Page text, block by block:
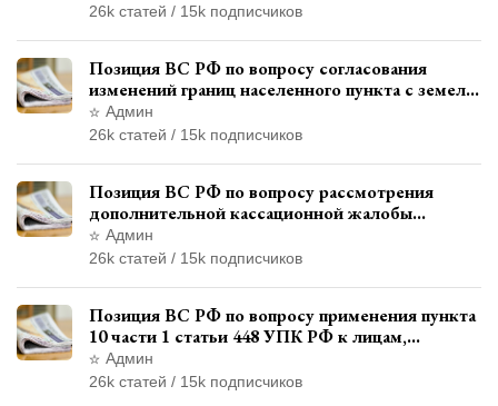
26k статей / 15k подписчиков
Позиция ВС РФ по вопросу согласования
изменений границ населенного пункта с земель
лесного фонда
Админ
26k статей / 15k подписчиков
Позиция ВС РФ по вопросу рассмотрения
дополнительной кассационной жалобы
адвоката в кассационной инстанции
Админ
26k статей / 15k подписчиков
Позиция ВС РФ по вопросу применения пункта
10 части 1 статьи 448 УПК РФ к лицам,
уволенным из следственных органов
Админ
26k статей / 15k подписчиков